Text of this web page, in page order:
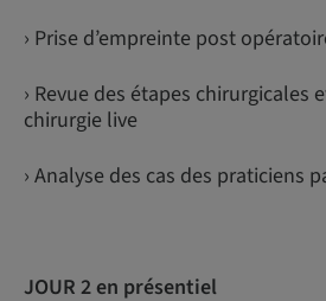
› Prise d’empreinte post
› Revue des étapes chirurgicales
chirurgie live
› Analyse des cas des praticiens
JOUR 2 en présentiel